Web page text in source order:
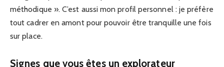
méthodique ». C’est aussi mon profil personnel : je préfère
tout cadrer en amont pour pouvoir être tranquille une fois
sur place.
Signes que vous êtes un explorateur